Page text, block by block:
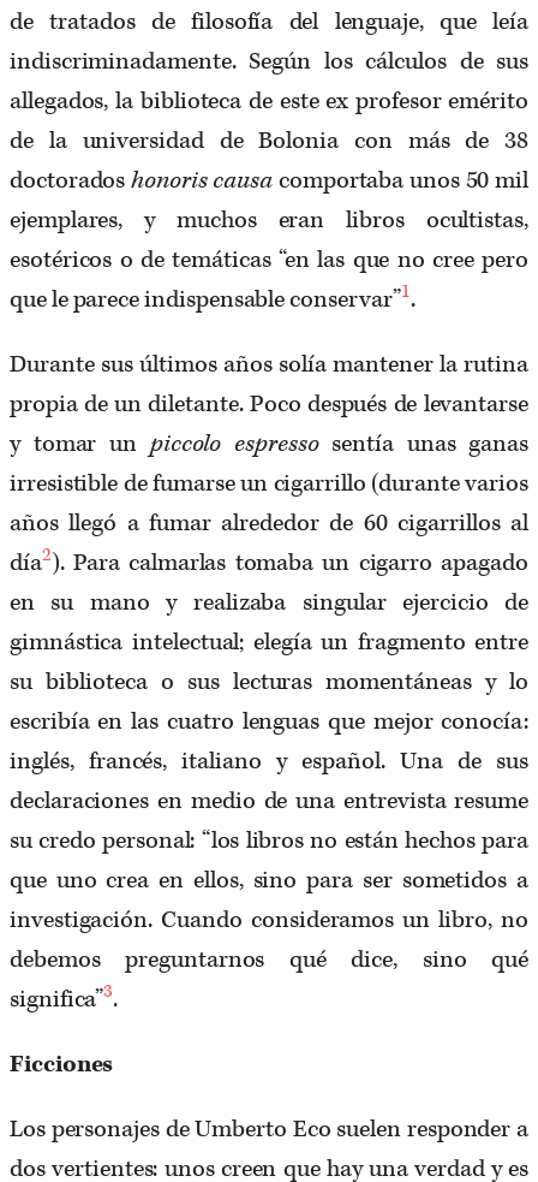
de tratados de filosofía del lenguaje, que leía
indiscriminadamente. Según los cálculos de sus
allegados, la biblioteca de este ex profesor emérito
de la universidad de Bolonia con más de 38
doctoradoshonoris causacomportaba unos 50 mil
ejemplares, y muchos eran libros ocultistas,
esotéricos o de temáticas “en las que no cree pero
que le parece indispensable conservar”1.
Durante sus últimos años solía mantener la rutina
propia de un diletante. Poco después de levantarse
y tomar un piccolo espressosentía unas ganas
irresistible de fumarse un cigarrillo (durante varios
años llegó a fumar alrededor de 60 cigarrillos al
día2). Para calmarlas tomaba un cigarro apagado
en su mano y realizaba singular ejercicio de
gimnástica intelectual; elegía un fragmento entre
su biblioteca o sus lecturas momentáneas y lo
escribía en las cuatro lenguas que mejor conocía:
inglés, francés, italiano y español. Una de sus
declaraciones en medio de una entrevista resume
su credo personal: “los libros no están hechos para
que uno crea en ellos, sino para ser sometidos a
investigación. Cuando consideramos un libro, no
debemos preguntarnos qué dice, sino qué
significa”3.
Ficciones
Los personajes de Umberto Eco suelen responder a
dos vertientes: unos creen que hay una verdad y es